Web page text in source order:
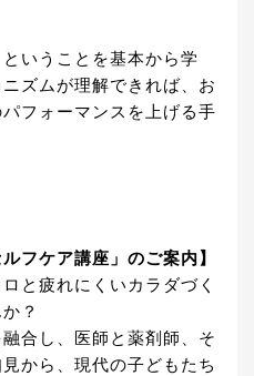
いうことを基本から学
ズムが理解できれば、お
フォーマンスを上げる手
フケア講座」のご案内】
と疲れにくいカラダづく
？
合し、医師と薬剤師、そ
から、現代の子どもたち